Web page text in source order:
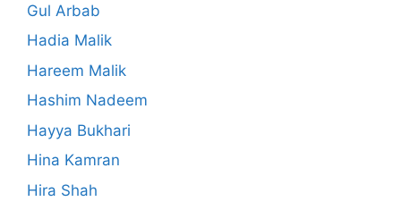
Gul Arbab
Hadia Malik
Hareem Malik
Hashim Nadeem
Hayya Bukhari
Hina Kamran
Hira Shah